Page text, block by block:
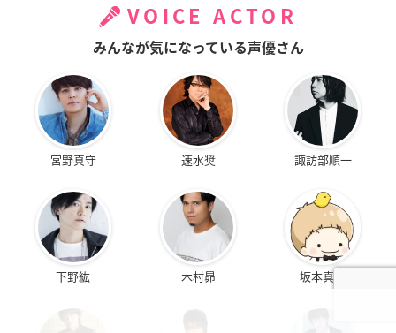
VOICE ACTOR
みんなが気になっている声優さん
宮野真守 速水奨 諏訪部順一
下野紘 木村昴 坂本真綾